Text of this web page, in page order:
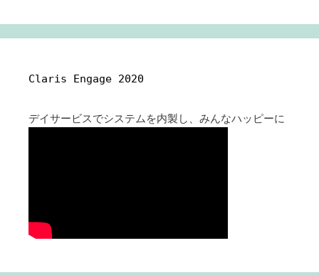
Claris Engage 2020
デイサービスでシステムを内製し、みんなハッピーに